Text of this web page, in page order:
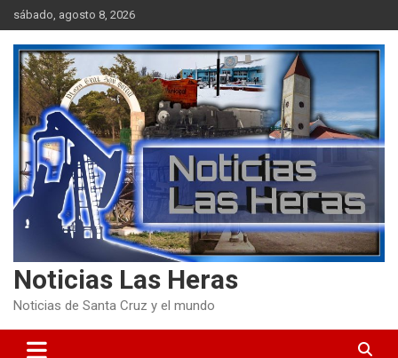
Skip
to
content
sábado, agosto 8, 2026
Noticias Las Heras
Noticias de Santa Cruz y el mundo